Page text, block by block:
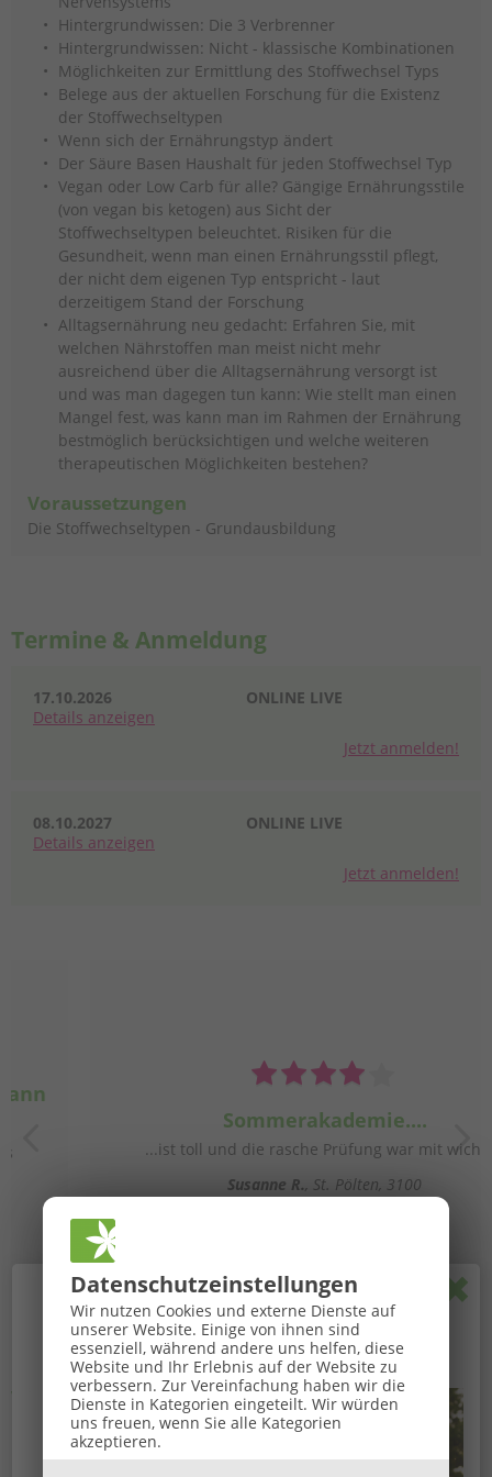
Datenschutz­einstellungen
Wir nutzen Cookies und externe Dienste auf
unserer Website. Einige von ihnen sind
essenziell, während andere uns helfen, diese
Website und Ihr Erlebnis auf der Website zu
verbessern. Zur Vereinfachung haben wir die
Dienste in Kategorien eingeteilt. Wir würden
uns freuen, wenn Sie alle Kategorien
akzeptieren.
🌞GROSSE BaBlü® Sommeraktion🌞
Ihr Sommerbonus für Anmeldungen von 27.07. bis
16.08.2026.
Hintergrundwissen: Die 3 Verbrenner
Hintergrundwissen: Nicht - klassische Kombinationen
Möglichkeiten zur Ermittlung des Stoffwechsel Typs
Belege aus der aktuellen Forschung für die Existenz
der Stoffwechseltypen
Wenn sich der Ernährungstyp ändert
Der Säure Basen Haushalt für jeden Stoffwechsel Typ
Vegan oder Low Carb für alle? Gängige Ernährungsstile
(von vegan bis ketogen) aus Sicht der
Stoffwechseltypen beleuchtet. Risiken für die
Gesundheit, wenn man einen Ernährungsstil pflegt,
der nicht dem eigenen Typ entspricht - laut
derzeitigem Stand der Forschung
Alltagsernährung neu gedacht: Erfahren Sie, mit
welchen Nährstoffen man meist nicht mehr
ausreichend über die Alltagsernährung versorgt ist
und was man dagegen tun kann: Wie stellt man einen
Mangel fest, was kann man im Rahmen der Ernährung
bestmöglich berücksichtigen und welche weiteren
therapeutischen Möglichkeiten bestehen?
Voraussetzungen
Die Stoffwechseltypen - Grundausbildung
Termine & Anmeldung
17.10.2026
Details anzeigen
ONLINE LIVE
Jetzt anmelden!
08.10.2027
Details anzeigen
ONLINE LIVE
Jetzt anmelden!
Sommerakademie....
...ist toll und die rasche Prüfung war mit wichtig.
St. Pölten, 3100
Vortragende*